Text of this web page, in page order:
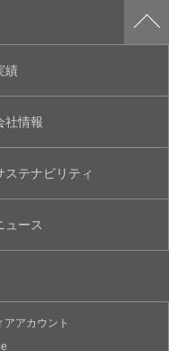
績
社情報
ステナビリティ
ュース
アアカウント